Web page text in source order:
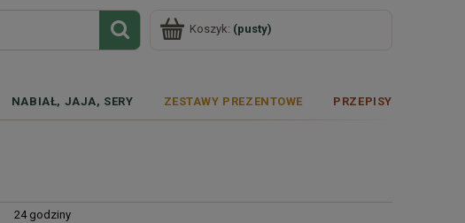
Koszyk: (pusty)
NABIAŁ, JAJA, SERY ZESTAWY PREZENTOWE PRZEPISY
24 godziny